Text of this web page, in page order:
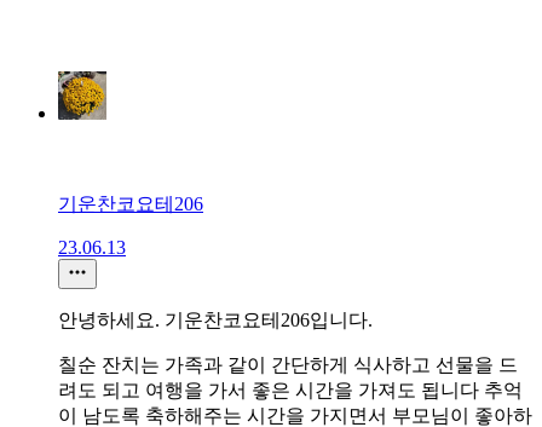
기운찬코요테206
23.06.13
안녕하세요. 기운찬코요테206입니다.
칠순 잔치는 가족과 같이 간단하게 식사하고 선물을 드
려도 되고 여행을 가서 좋은 시간을 가져도 됩니다 추억
이 남도록 축하해주는 시간을 가지면서 부모님이 좋아하